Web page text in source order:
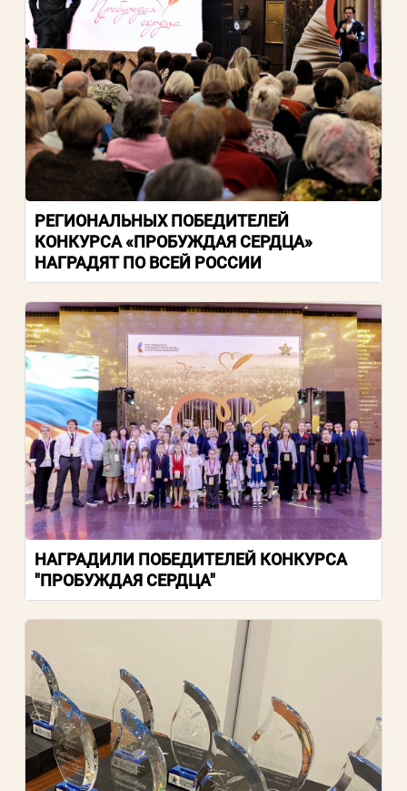
РЕГИОНАЛЬНЫХ ПОБЕДИТЕЛЕЙ
КОНКУРСА «ПРОБУЖДАЯ СЕРДЦА»
НАГРАДЯТ ПО ВСЕЙ РОССИИ
НАГРАДИЛИ ПОБЕДИТЕЛЕЙ КОНКУРСА
"ПРОБУЖДАЯ СЕРДЦА"